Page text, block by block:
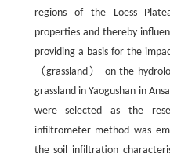
regions of the Loess
properties and thereby
providing a basis for the
（grassland） on the
grassland in Yaogushan in
were selected as the
infiltrometer method was
the soil infiltration